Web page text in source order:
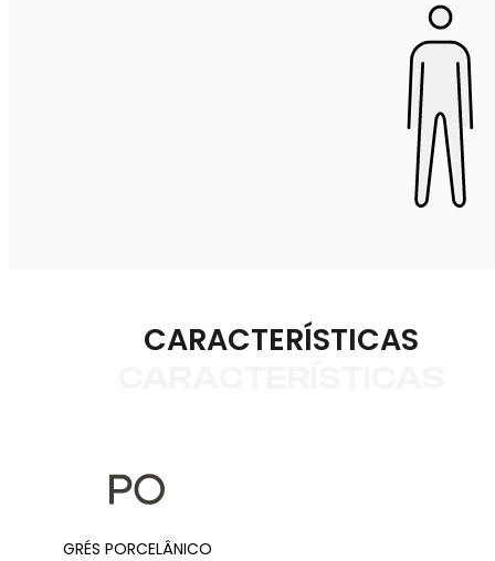
CARACTERÍSTICAS
GRÉS PORCELÂNICO